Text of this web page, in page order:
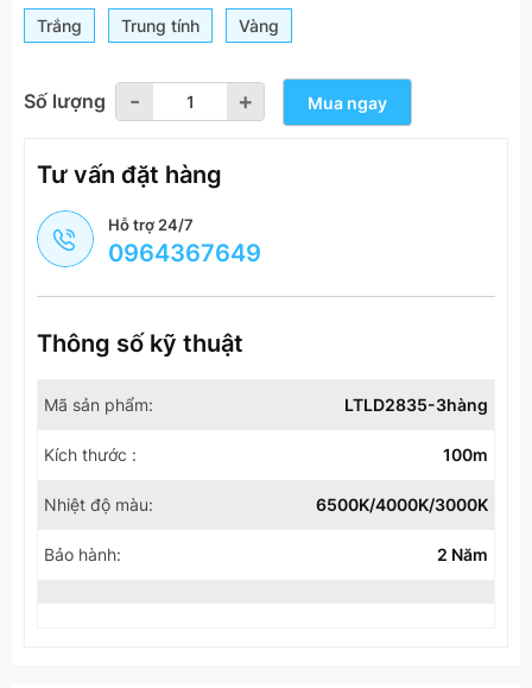
Trắng Trung tính Vàng
Số lượng +
- +
- Mua ngay
Tư vấn đặt hàng
Hỗ trợ 24/7
0964367649
Thông số kỹ thuật
Mã sản phẩm: LTLD2835-3hàng
Kích thước : 100m
Nhiệt độ màu: 6500K/4000K/3000K
Bảo hành: 2 Năm